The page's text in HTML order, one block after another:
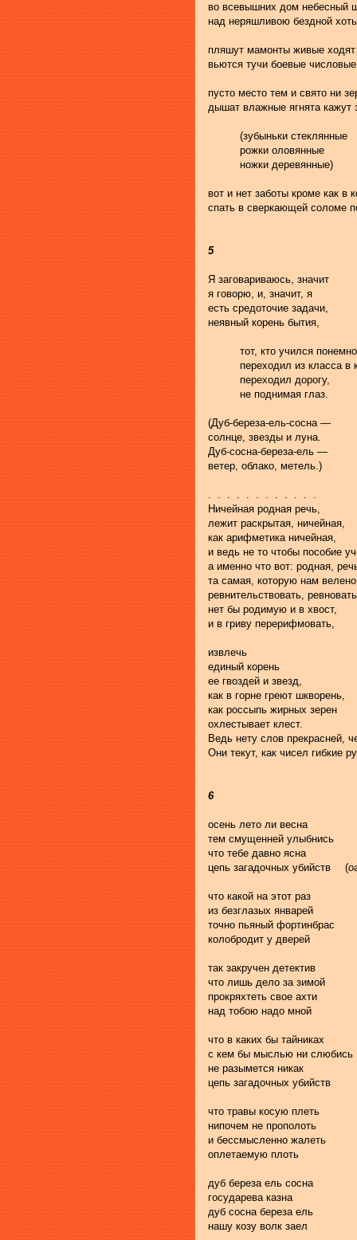
во всевышних дом небесный
над неряшливою бездной
пляшут мамонты живые
вьются тучи боевые
пусто место тем и свято ни
дышат влажные ягнята кажут
          (зубыньки стеклянные
          рожки оловянные
          ножки деревянные)
вот и нет заботы кроме как в
спать в сверкающей соломе
5
Я заговариваюсь, значит
я говорю, и, значит, я
есть средоточие задачи,
неявный корень бытия,
тот, кто учился
переходил из класса в
          переходил дорогу,
          не поднимая глаз.
(Дуб-береза-ель-сосна —
солнце, звезды и луна.
Дуб-сосна-береза-ель —
ветер, облако, метель.)
.  .  .  .  .  .  .  .  .  .  .  .
Ничейная родная речь,
лежит раскрытая, ничейная,
как арифметика ничейная,
и ведь не то чтобы пособие
а именно что вот: родная,
та самая, которую нам
ревнительствовать,
нет бы родимую и в хвост,
и в гриву перерифмовать,
извлечь
единый корень
ее гвоздей и звезд,
как в горне греют шкворень,
как россыпь жирных зерен
охлестывает клест.
Ведь нету слов прекрасней,
Они текут, как чисел гибкие
6
цепь загадочных убийств 	   (
что какой на этот раз
из безглазых январей
точно пьяный фортинбрас
колобродит у дверей
так закручен детектив
что лишь дело за зимой
прокряхтеть свое ахти
над тобою надо мной
что в каких бы тайниках
с кем бы мыслью ни слюбись
не разымется никак
цепь загадочных убийств
что травы косую плеть
нипочем не прополоть
и бессмысленно жалеть
оплетаемую плоть
дуб береза ель сосна
государева казна
дуб сосна береза ель
нашу козу волк заел